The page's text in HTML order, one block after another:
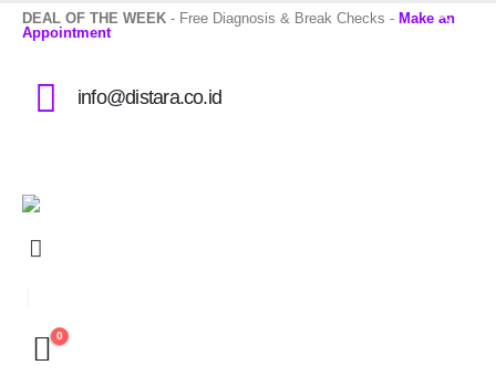
DEAL OF THE WEEK - Free Diagnosis & Break Checks - Make an
Appointment
info@distara.co.id
0